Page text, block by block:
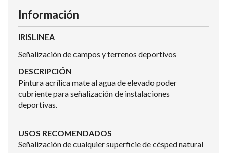
Información
IRISLINEA
Señalización de campos y terrenos deportivos
DESCRIPCIÓN
Pintura acrílica mate al agua de elevado poder
cubriente para señalización de instalaciones
deportivas.
USOS RECOMENDADOS
Señalización de cualquier superficie de césped natural